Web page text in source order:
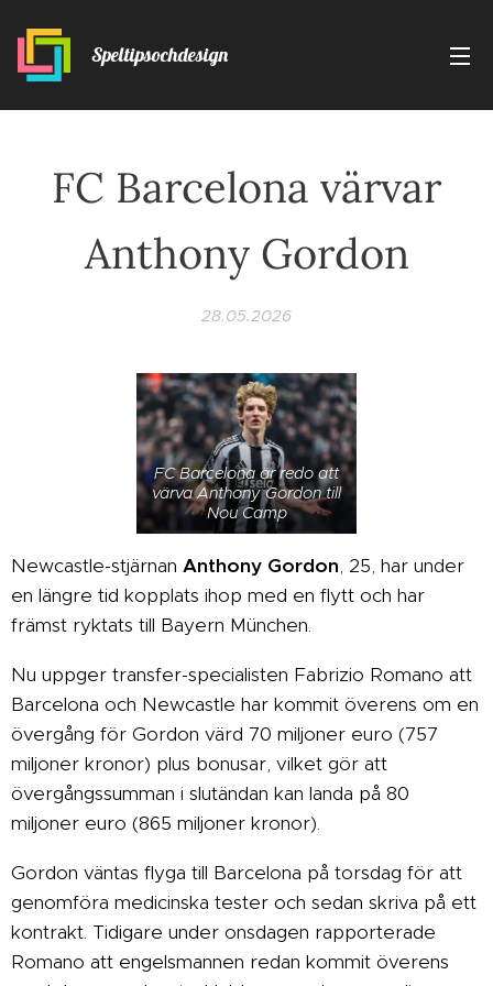
Speltipsochdesign
FC Barcelona värvar
Anthony Gordon
28.05.2026
FC Barcelona är redo att
värva Anthony Gordon till
Nou Camp
Newcastle-stjärnan Anthony Gordon, 25, har under
en längre tid kopplats ihop med en flytt och har
främst ryktats till Bayern München.
Nu uppger transfer-specialisten Fabrizio Romano att
Barcelona och Newcastle har kommit överens om en
övergång för Gordon värd 70 miljoner euro (757
miljoner kronor) plus bonusar, vilket gör att
övergångssumman i slutändan kan landa på 80
miljoner euro (865 miljoner kronor).
Gordon väntas flyga till Barcelona på torsdag för att
genomföra medicinska tester och sedan skriva på ett
kontrakt. Tidigare under onsdagen rapporterade
Romano att engelsmannen redan kommit överens